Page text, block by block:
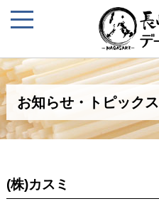
お知らせ・トピックス
(株)カスミ